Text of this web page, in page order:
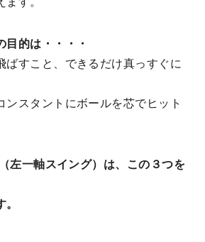
目的は・・・・
ばすこと、できるだけ真っすぐに
ンスタントにボールを芯でヒット
左一軸スイング）は、この３つを